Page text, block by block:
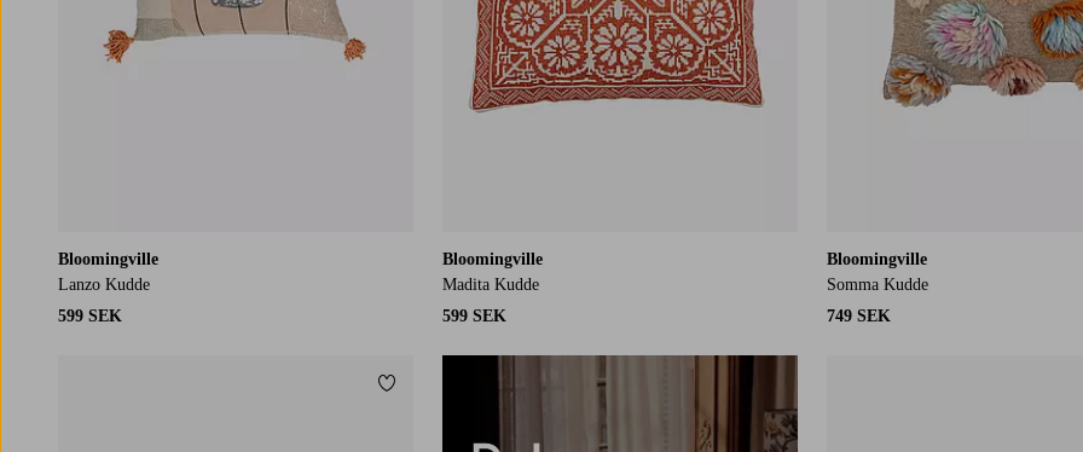
Bloomingville
Lanzo Kudde
599 SEK
Bloomingville
Madita Kudde
599 SEK
Bloomingville
Somma Kudde
749 SEK
Lägg till i favoriter